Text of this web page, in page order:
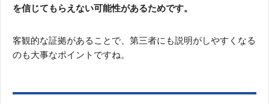
を信じてもらえない可能性があるためです。
客観的な証拠があることで、第三者にも説明がしやすくなる
のも大事なポイントですね。